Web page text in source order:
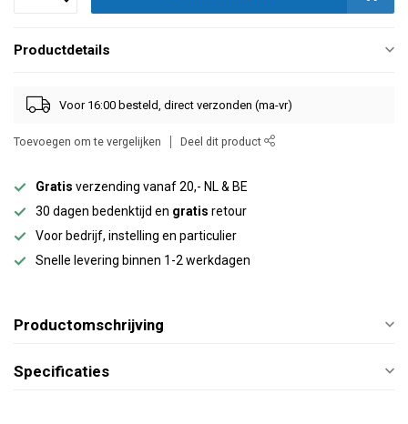
Productdetails
Voor 16:00 besteld, direct verzonden (ma-vr)
Toevoegen om te vergelijken Deel dit product
Gratis verzending vanaf 20,- NL & BE
30 dagen bedenktijd en gratis retour
Voor bedrijf, instelling en particulier
Snelle levering binnen 1-2 werkdagen
Productomschrijving
Specificaties